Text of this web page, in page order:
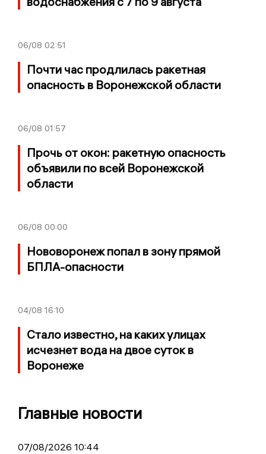
06/08 02:51
Почти час продлилась ракетная
опасность в Воронежской области
06/08 01:57
Прочь от окон: ракетную опасность
объявили по всей Воронежской
области
06/08 00:00
Нововоронеж попал в зону прямой
БПЛА-опасности
04/08 16:10
Стало известно, на каких улицах
исчезнет вода на двое суток в
Воронеже
Главные новости
07/08/2026 10:44